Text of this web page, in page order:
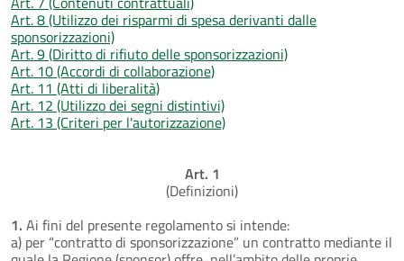
Art. 8 (Utilizzo dei risparmi di spesa derivanti dalle
sponsorizzazioni)
Art. 9 (Diritto di rifiuto delle sponsorizzazioni)
Art. 10 (Accordi di collaborazione)
Art. 11 (Atti di liberalità)
Art. 12 (Utilizzo dei segni distintivi)
Art. 13 (Criteri per l'autorizzazione)
Art. 1
(Definizioni)
1. Ai fini del presente regolamento si intende:
a) per “contratto di sponsorizzazione” un contratto mediante il